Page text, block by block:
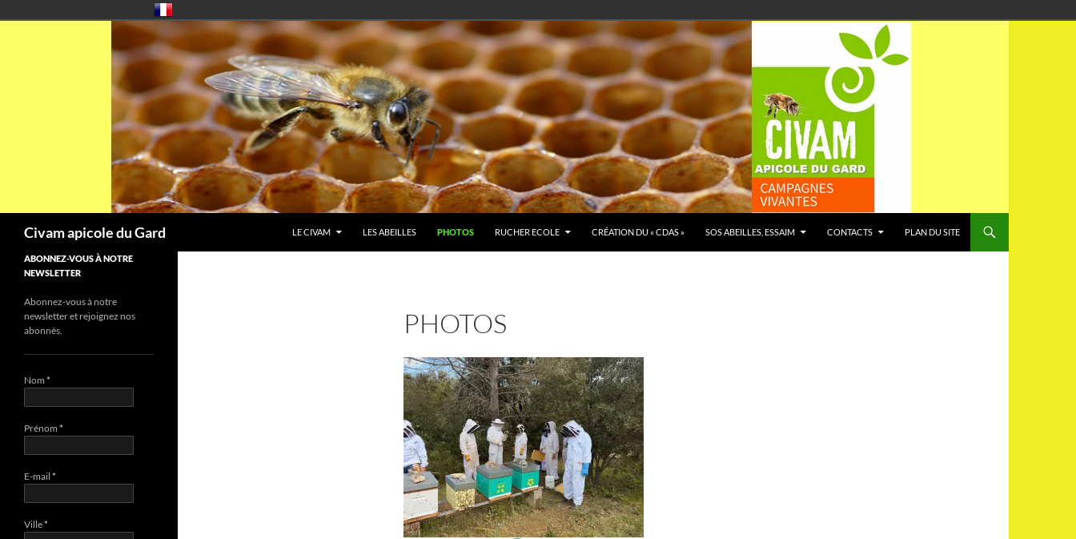
Civam apicole du Gard LE CIVAM LES ABEILLES PHOTOS RUCHER ECOLE CRÉATION DU « CDAS » SOS ABEILLES, ESSAIM CONTACTS PLAN DU SITE
PHOTOS
ABONNEZ-VOUS À NOTRE
NEWSLETTER
Abonnez-vous à notre
newsletter et rejoignez nos
abonnés.
Nom *
Prénom *
E-mail *
Ville*